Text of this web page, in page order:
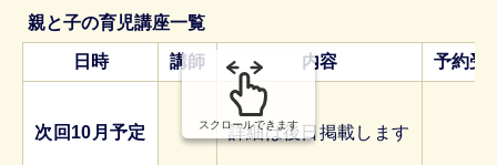
み
の
親と子の育児講座一覧
日時 講師 内容 予約受
次回10月予定 詳細は後日掲載します
スクロールできます